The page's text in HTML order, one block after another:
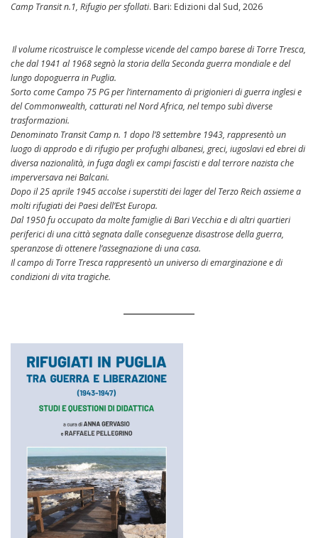
Camp Transit n.1, Rifugio per sfollati. Bari: Edizioni dal Sud, 2026
Il volume ricostruisce le complesse vicende del campo barese di Torre Tresca,
che dal 1941 al 1968 segnò la storia della Seconda guerra mondiale e del
lungo dopoguerra in Puglia.
Sorto come Campo 75 PG per l’internamento di prigionieri di guerra inglesi e
del Commonwealth, catturati nel Nord Africa, nel tempo subì diverse
trasformazioni.
Denominato Transit Camp n. 1 dopo l’8 settembre 1943, rappresentò un
luogo di approdo e di rifugio per profughi albanesi, greci, iugoslavi ed ebrei di
diversa nazionalità, in fuga dagli ex campi fascisti e dal terrore nazista che
imperversava nei Balcani.
Dopo il 25 aprile 1945 accolse i superstiti dei lager del Terzo Reich assieme a
molti rifugiati dei Paesi dell’Est Europa.
Dal 1950 fu occupato da molte famiglie di Bari Vecchia e di altri quartieri
periferici di una città segnata dalle conseguenze disastrose della guerra,
speranzose di ottenere l’assegnazione di una casa.
Il campo di Torre Tresca rappresentò un universo di emarginazione e di
condizioni di vita tragiche.